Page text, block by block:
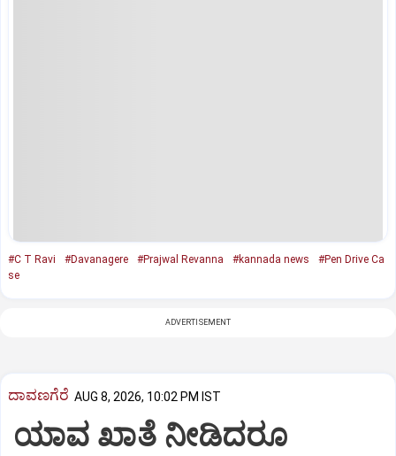
#C T Ravi #Davanagere #Prajwal Revanna #kannada news
#Pen Drive Ca
se
ADVERTISEMENT
ದಾವಣಗೆರೆ AUG 8, 2026, 10:02 PM IST
ಯಾವ ಖಾತೆ ನೀಡಿದರೂ